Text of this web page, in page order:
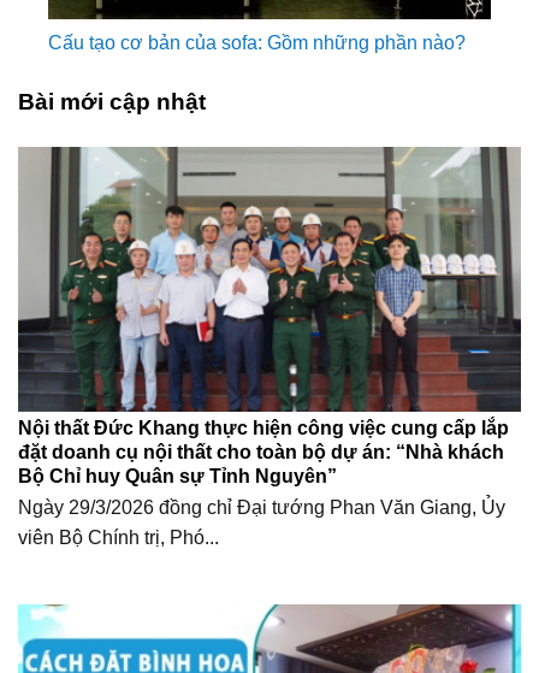
Cấu tạo cơ bản của sofa: Gồm những phần nào?
Bài mới cập nhật
Nội thất Đức Khang thực hiện công việc cung cấp lắp
đặt doanh cụ nội thất cho toàn bộ dự án: “Nhà khách
Bộ Chỉ huy Quân sự Tỉnh Nguyên”
Ngày 29/3/2026 đồng chỉ Đại tướng Phan Văn Giang, Ủy
viên Bộ Chính trị, Phó...